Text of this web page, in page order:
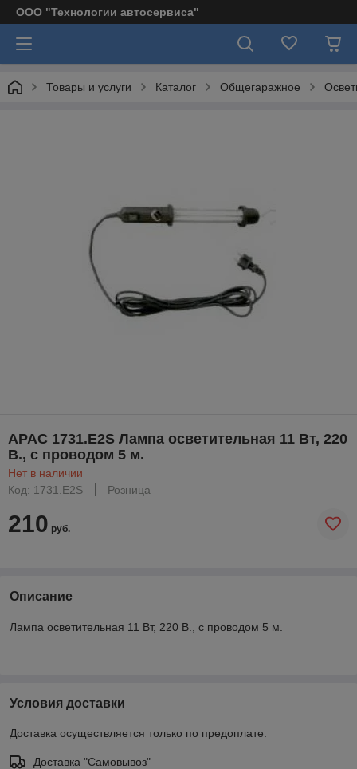
ООО "Технологии автосервиса"
Товары и услуги Каталог Общегаражное
APAC 1731.E2S Лампа осветительная 11 Вт, 220
В., с проводом 5 м.
Нет в наличии
Код: 1731.E2S
Розница
210 руб.
Описание
Лампа осветительная 11 Вт, 220 В., с проводом 5 м.
Условия доставки
Доставка осуществляется только по предоплате.
Доставка "Самовывоз"